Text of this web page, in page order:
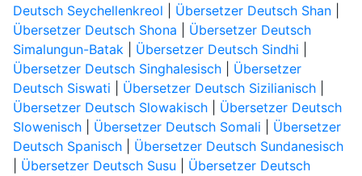
Deutsch Seychellenkreol
Übersetzer Deutsch Shan|
Übersetzer Deutsch Shona
Übersetzer Deutsch
Simalungun-Batak| Übersetzer Deutsch Sindhi
Übersetzer Deutsch Singhalesisch| Übersetzer
Deutsch Siswati
Übersetzer Deutsch Sizilianisch|
Übersetzer Deutsch Slowakisch| Übersetzer Deutsch
Slowenisch| Übersetzer Deutsch Somali
Übersetzer
Deutsch Spanisch| Übersetzer Deutsch Sundanesisch
Übersetzer Deutsch Susu
Übersetzer Deutsch